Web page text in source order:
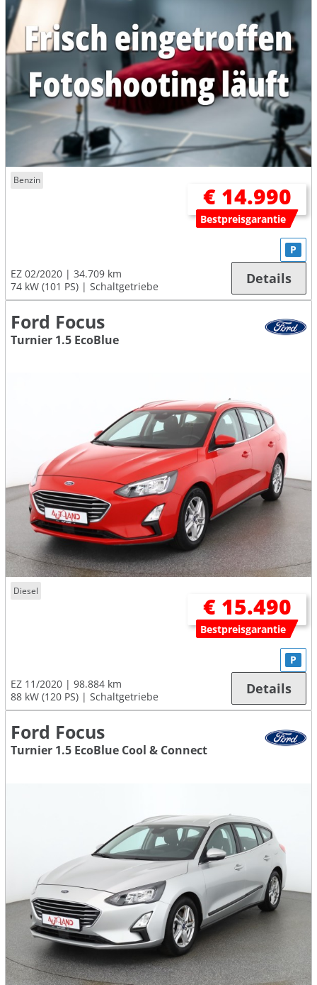
Benzin
€ 14.990
Bestpreisgarantie
EZ 02/2020
34.709 km
74 kW (101 PS)
Schaltgetriebe
P
Details
Ford Focus
Turnier 1.5 EcoBlue
Diesel
€ 15.490
Bestpreisgarantie
EZ 11/2020
98.884 km
88 kW (120 PS)
Schaltgetriebe
P
Details
Ford Focus
Turnier 1.5 EcoBlue Cool & Connect